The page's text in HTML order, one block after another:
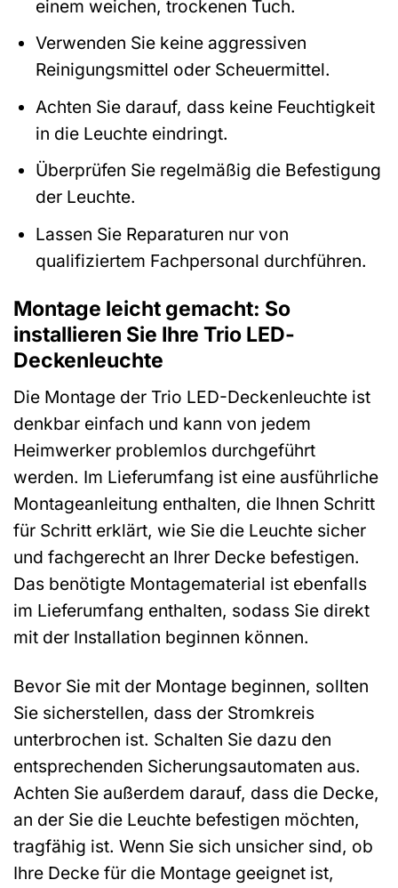
einem weichen, trockenen Tuch.
Verwenden Sie keine aggressiven
Reinigungsmittel oder Scheuermittel.
Achten Sie darauf, dass keine Feuchtigkeit
in die Leuchte eindringt.
Überprüfen Sie regelmäßig die Befestigung
der Leuchte.
Lassen Sie Reparaturen nur von
qualifiziertem Fachpersonal durchführen.
Montage leicht gemacht: So
installieren Sie Ihre Trio LED-
Deckenleuchte
Die Montage der Trio LED-Deckenleuchte ist
denkbar einfach und kann von jedem
Heimwerker problemlos durchgeführt
werden. Im Lieferumfang ist eine ausführliche
Montageanleitung enthalten, die Ihnen Schritt
für Schritt erklärt, wie Sie die Leuchte sicher
und fachgerecht an Ihrer Decke befestigen.
Das benötigte Montagematerial ist ebenfalls
im Lieferumfang enthalten, sodass Sie direkt
mit der Installation beginnen können.
Bevor Sie mit der Montage beginnen, sollten
Sie sicherstellen, dass der Stromkreis
unterbrochen ist. Schalten Sie dazu den
entsprechenden Sicherungsautomaten aus.
Achten Sie außerdem darauf, dass die Decke,
an der Sie die Leuchte befestigen möchten,
tragfähig ist. Wenn Sie sich unsicher sind, ob
Ihre Decke für die Montage geeignet ist,